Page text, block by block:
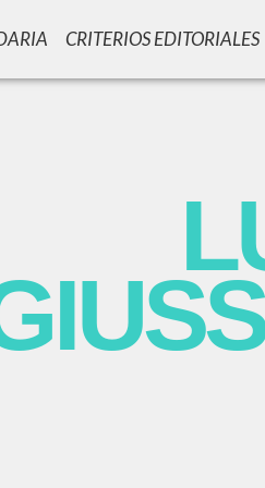
CRITERIOS EDITORIALES